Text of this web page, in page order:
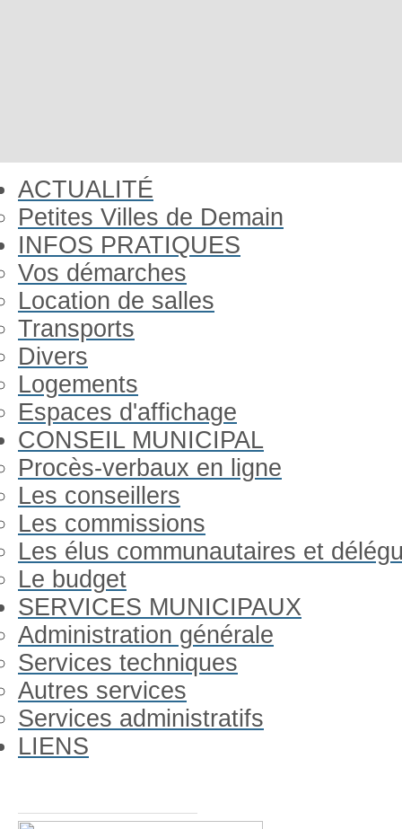
ACTUALITÉ
Petites Villes de Demain
INFOS PRATIQUES
Vos démarches
Location de salles
Transports
Divers
Logements
Espaces d'affichage
CONSEIL MUNICIPAL
Procès-verbaux en ligne
Les conseillers
Les commissions
Les élus communautaires et
Le budget
SERVICES MUNICIPAUX
Administration générale
Services techniques
Autres services
Services administratifs
LIENS